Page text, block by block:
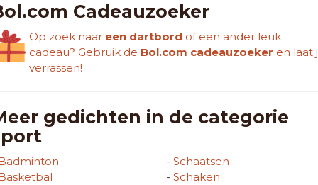
Cadeauzoeker
Op zoek naar een dartbord of een ander leuk
cadeau? Gebruik de Bol.com cadeauzoeker en laat
verrassen!
gedichten in de categorie
- Schaatsen
- Schaken